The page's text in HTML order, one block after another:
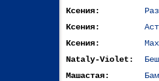
Ксения:
Ксения:
Ксения:
Nataly-Violet:
Машастая: